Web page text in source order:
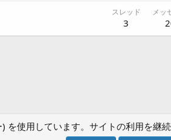
スレッド
3
メッ
を使用しています。サイトの利用を継